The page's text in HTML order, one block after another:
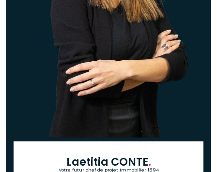
Laetitia CONTE.
Votre futur chef de projet immobilier 1894